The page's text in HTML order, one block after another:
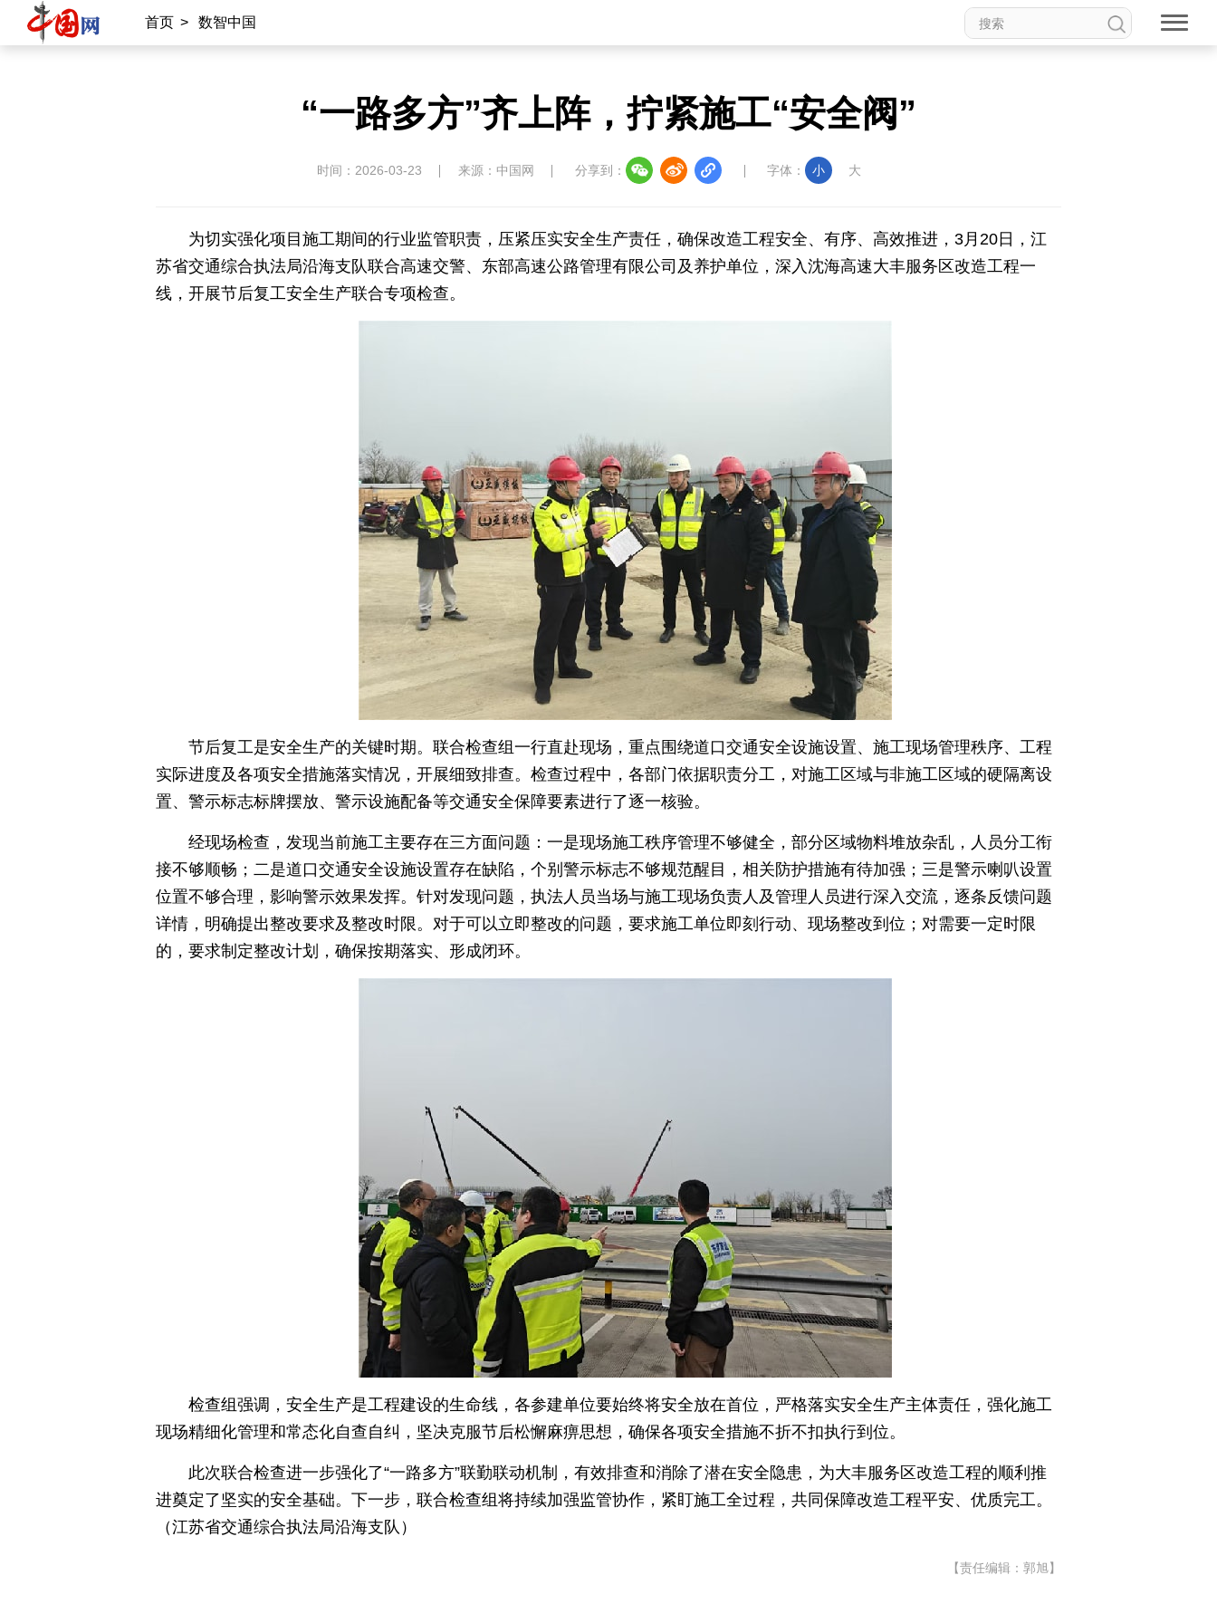
首页 > 数智中国
“一路多方”齐上阵，拧紧施工“安全阀”
时间：2026-03-23 来源：中国网 分享到： 字体： 小 大
为切实强化项目施工期间的行业监管职责，压紧压实安全生产责任，确保改造工程安全、有序、高效推进，3月20日，江
苏省交通综合执法局沿海支队联合高速交警、东部高速公路管理有限公司及养护单位，深入沈海高速大丰服务区改造工程一
线，开展节后复工安全生产联合专项检查。
节后复工是安全生产的关键时期。联合检查组一行直赴现场，重点围绕道口交通安全设施设置、施工现场管理秩序、工程
实际进度及各项安全措施落实情况，开展细致排查。检查过程中，各部门依据职责分工，对施工区域与非施工区域的硬隔离设
置、警示标志标牌摆放、警示设施配备等交通安全保障要素进行了逐一核验。
经现场检查，发现当前施工主要存在三方面问题：一是现场施工秩序管理不够健全，部分区域物料堆放杂乱，人员分工衔
接不够顺畅；二是道口交通安全设施设置存在缺陷，个别警示标志不够规范醒目，相关防护措施有待加强；三是警示喇叭设置
位置不够合理，影响警示效果发挥。针对发现问题，执法人员当场与施工现场负责人及管理人员进行深入交流，逐条反馈问题
详情，明确提出整改要求及整改时限。对于可以立即整改的问题，要求施工单位即刻行动、现场整改到位；对需要一定时限
的，要求制定整改计划，确保按期落实、形成闭环。
检查组强调，安全生产是工程建设的生命线，各参建单位要始终将安全放在首位，严格落实安全生产主体责任，强化施工
现场精细化管理和常态化自查自纠，坚决克服节后松懈麻痹思想，确保各项安全措施不折不扣执行到位。
此次联合检查进一步强化了“一路多方”联勤联动机制，有效排查和消除了潜在安全隐患，为大丰服务区改造工程的顺利推
进奠定了坚实的安全基础。下一步，联合检查组将持续加强监管协作，紧盯施工全过程，共同保障改造工程平安、优质完工。
（江苏省交通综合执法局沿海支队）
【责任编辑：郭旭】